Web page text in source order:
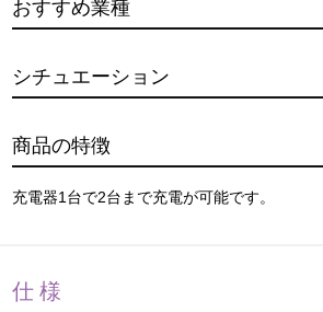
おすすめ業種
シチュエーション
商品の特徴
充電器1台で2台まで充電が可能です。
仕様